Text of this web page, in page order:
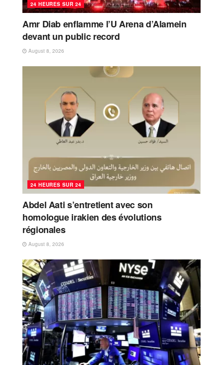
24 HEURES SUR 24
Amr Diab enflamme l’U Arena d’Alamein
devant un public record
August 8, 2026
24 HEURES SUR 24
Abdel Aati s’entretient avec son
homologue irakien des évolutions
régionales
August 8, 2026